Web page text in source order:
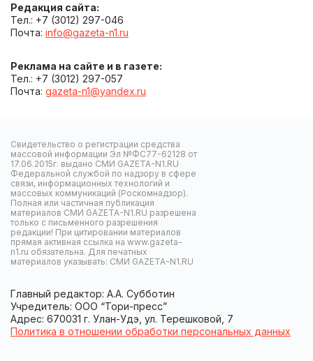
Редакция сайта:
Тел.: +7 (3012) 297-046
Почта: info@gazeta-n1.ru
Реклама на сайте и в газете:
Тел.: +7 (3012) 297-057
Почта: gazeta-n1@yandex.ru
Свидетельство о регистрации средства
массовой информации Эл №ФС77-62128 от
17.06.2015г. выдано СМИ GAZETA-N1.RU
Федеральной службой по надзору в сфере
связи, информационных технологий и
массовых коммуникаций (Роскомнадзор).
Полная или частичная публикация
материалов СМИ GAZETA-N1.RU разрешена
только с письменного разрешения
редакции! При цитировании материалов
прямая активная ссылка на www.gazeta-
n1.ru обязательна. Для печатных
материалов указывать: СМИ GAZETA-N1.RU
Главный редактор: А.А. Субботин
Учредитель: ООО “Тори-пресс”
Адрес: 670031 г. Улан-Удэ, ул. Терешковой, 7
Политика в отношении обработки персональных данных